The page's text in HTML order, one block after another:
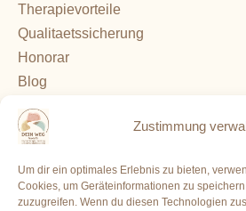
Zustimmung
Um dir ein optimales Erlebnis zu bieten,
Cookies, um Geräteinformationen zu
zuzugreifen. Wenn du diesen Technologien
Therapievorteile
Qualitaetssicherung
Honorar
Blog
Kontakt
+49 221 / 98862651
info@praxis-deinweg.de